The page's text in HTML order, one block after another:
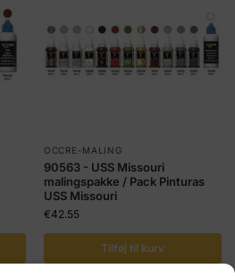
OCCRE-MALING
90563 - USS Missouri
malingspakke / Pack Pinturas
USS Missouri
€42.55
Tilføj til kurv